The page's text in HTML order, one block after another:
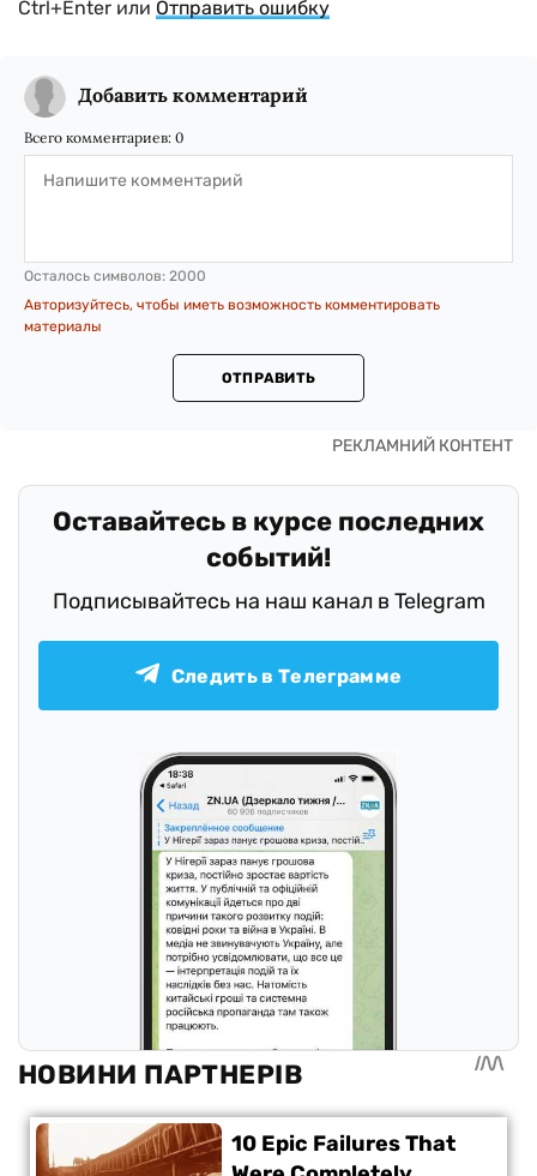
Ctrl+Enter или Отправить ошибку
Добавить комментарий
Всего комментариев: 0
Осталось символов: 2000
Авторизуйтесь, чтобы иметь возможность комментировать
материалы
ОТПРАВИТЬ
Оставайтесь в курсе последних
событий!
Подписывайтесь на наш канал в Telegram
Следить в Телеграмме